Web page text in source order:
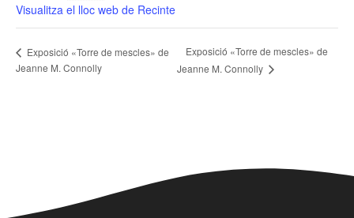
Visualitza el lloc web de Recinte
Exposició «Torre de mescles» de
Jeanne M. Connolly
Exposició «Torre de mescles» de
Jeanne M. Connolly